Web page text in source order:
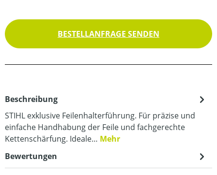
BESTELLANFRAGE SENDEN
Beschreibung
STIHL exklusive Feilenhalterführung. Für präzise und
einfache Handhabung der Feile und fachgerechte
Kettenschärfung. Ideale… Mehr
Bewertungen